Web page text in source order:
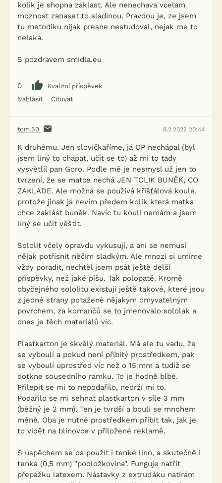
kolik je shopna zaklast. Ale nenechava vcelam
moznost zanaset to sladinou. Pravdou je, ze jsem
tu metodiku nijak presne nestudoval, nejak me to
nelaka.
S pozdravem smidla.eu
0
Kvalitní příspěvek
Nahlásit
Citovat
tom.50 8.2.2022 20:44
K druhému. Jen slovíčkaříme, já OP nechápal (byl
jsem líný to chápat, učit se to) až mi to tady
vysvětlil pan Goro. Podle mě je nesmysl už jen to
tvrzení, že se matce nechá JEN TOLIK BUNĚK, CO
ZAKLADE. Ale možná se používá křišťálová koule,
protože jinak já nevím předem kolik která matka
chce zaklást buněk. Navíc tu kouli nemám a jsem
líný se učit věštit.
Sololit včely opravdu vykusují, a ani se nemusí
nějak potřísnit něčím sladkým. Ale mnozí si umíme
vždy poradit, nechtěl jsem psát ještě delší
příspěvky, než jaké píšu. Tak polopatě. Kromě
obyčejného sololitu existují ještě takové, které jsou
z jedné strany potažené nějakým omyvatelným
povrchem, za komančů se to jmenovalo sololak a
dnes je těch materiálů víc.
Plastkarton je skvělý materiál. Má ale tu vadu, že
se vyboulí a pokud není přibitý prostředkem, pak
se vyboulí uprostřed víc než o 15 mm a tudíž se
dotkne sousedního rámku. To je hodně blbé.
Přilepit se mi to nepodařilo, nedrží mi to.
Podařilo se mi sehnat plastkarton v síle 3 mm
(běžný je 2 mm). Ten je tvrdší a boulí se mnohem
méně. Oba je nutné prostředkem přibít tak, jak je
to vidět na blinovce v přiložené reklamě.
S úspěchem se dá použít i tenké lino, a skutečně i
tenká (0,5 mm) "podložkovina". Funguje natřít
přepážku latexem. Nástavky z extruďáku natírám